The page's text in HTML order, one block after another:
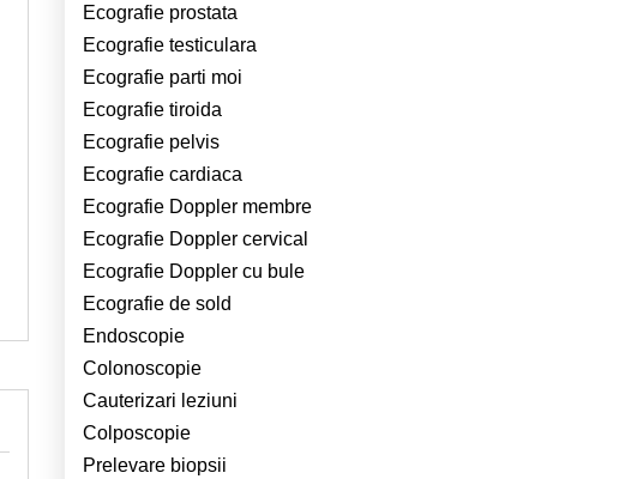
Ecografie prostata
Ecografie testiculara
Ecografie parti moi
Ecografie tiroida
Ecografie pelvis
Ecografie cardiaca
Ecografie Doppler membre
Ecografie Doppler cervical
Ecografie Doppler cu bule
Ecografie de sold
Endoscopie
Colonoscopie
Cauterizari leziuni
Colposcopie
Prelevare biopsii